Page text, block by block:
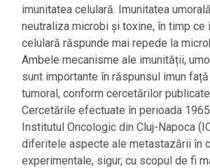
imunitatea celulară. Imunitatea
neutraliza microbi și toxine, în timp ce
celulară răspunde mai repede la
Ambele mecanisme ale imunității,
sunt importante în răspunsul imun
tumoral, conform cercetărilor
Cercetările efectuate în perioada
Institutul Oncologic din Cluj-Napoca
diferitele aspecte ale metastazării în
experimentale, sigur, cu scopul de fi